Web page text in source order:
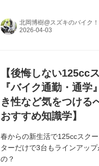
北岡博樹@スズキのバイク！
【後悔しない125cc
『バイク通勤・通
き性など気をつける
おすすめ知識学】
春からの新生活で125ccスク
ターだけで3台もラインアッ
の？